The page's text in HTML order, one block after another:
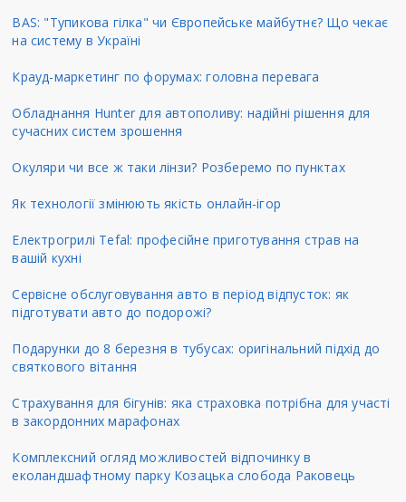
BAS: "Тупикова гілка" чи Європейське майбутнє? Що чекає
на систему в Україні
Крауд-маркетинг по форумах: головна перевага
Обладнання Hunter для автополиву: надійні рішення для
сучасних систем зрошення
Окуляри чи все ж таки лінзи? Розберемо по пунктах
Як технології змінюють якість онлайн-ігор
Електрогрилі Tefal: професійне приготування страв на
вашій кухні
Сервісне обслуговування авто в період відпусток: як
підготувати авто до подорожі?
Подарунки до 8 березня в тубусах: оригінальний підхід до
святкового вітання
Страхування для бігунів: яка страховка потрібна для участі
в закордонних марафонах
Комплексний огляд можливостей відпочинку в
еколандшафтному парку Козацька слобода Раковець